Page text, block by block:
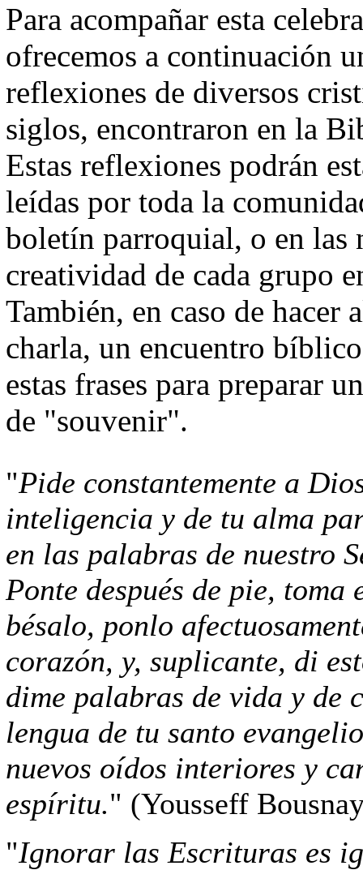
Para acompañar esta
ofrecemos a continuación
reflexiones de diversos
siglos, encontraron en la
Estas reflexiones podrán
leídas por toda la
boletín parroquial, o en las
creatividad de cada grupo
También, en caso de hacer
charla, un encuentro
estas frases para preparar
de "souvenir".
"Pide constantemente a
inteligencia y de tu alma
en las palabras de nuestro
Ponte después de pie,
bésalo, ponlo
corazón, y, suplicante, di
dime palabras de vida y de
lengua de tu santo
nuevos oídos interiores y
espíritu." (Yousseff
"Ignorar las Escrituras es